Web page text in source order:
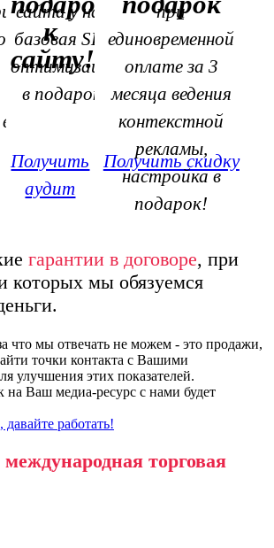
к
сайту!
сайта у нас,
базовая SEO
оптимизация
в подарок!
Получить
аудит
при
единовременной
оплате за 3
месяца ведения
контекстной
рекламы,
настройка в
подарок!
Получить скидку
гарантии в договоре, при
которых мы обязуемся
что мы отвечать не можем - это продажи,
точки контакта с Вашими
улучшения этих показателей.
на Ваш медиа-ресурс с нами будет
работать!
международная торговая